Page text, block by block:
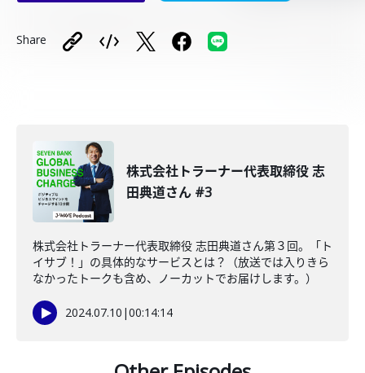
Share
株式会社トラーナー代表取締役 志
田典道さん #3
株式会社トラーナー代表取締役 志田典道さん第３回。「ト
イサブ！」の具体的なサービスとは？（放送では入りきら
なかったトークも含め、ノーカットでお届けします。）
2024.07.10 |00:14:14